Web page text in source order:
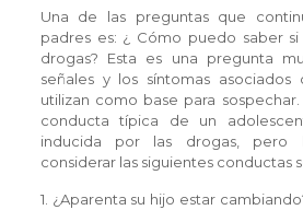
Una de las preguntas que
padres es: ¿ Cómo puedo saber
drogas? Esta es una pregunta
señales y los síntomas
utilizan como base para
conducta típica de un
inducida por las drogas, pero
considerar las siguientes conductas
1. ¿Aparenta su hijo estar